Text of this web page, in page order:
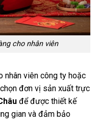
cho nhân viên
nhân viên công ty hoặc
đơn vị sản xuất trực
để được thiết kế
gian và đảm bảo